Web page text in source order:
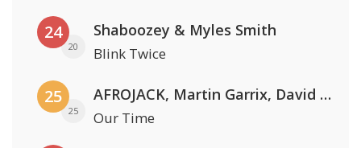
24
20
Shaboozey & Myles Smith
Blink Twice
25
25
AFROJACK, Martin Garrix, David Guetta & Amél
Our Time